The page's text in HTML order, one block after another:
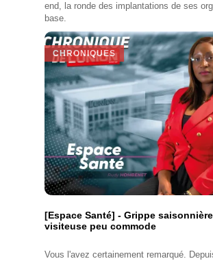
end, la ronde des implantations de ses
base.
CHRONIQUES
[Espace Santé] - Grippe
visiteuse peu commode
Vous l'avez certainement remarqué.